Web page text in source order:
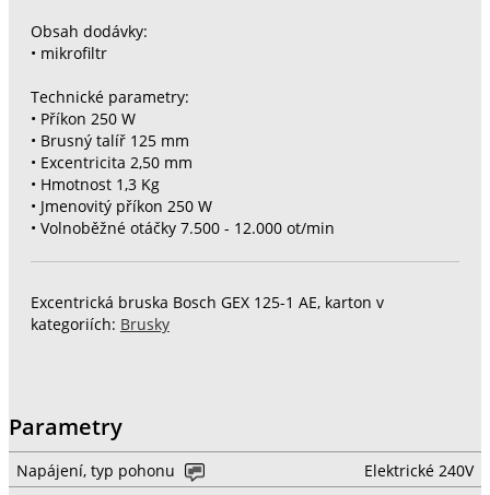
Obsah dodávky:
• mikrofiltr
Technické parametry:
• Příkon 250 W
• Brusný talíř 125 mm
• Excentricita 2,50 mm
• Hmotnost 1,3 Kg
• Jmenovitý příkon 250 W
• Volnoběžné otáčky 7.500 - 12.000 ot/min
Excentrická bruska Bosch GEX 125-1 AE, karton v
kategoriích: Brusky
Parametry
Napájení, typ pohonu
Elektrické 240V